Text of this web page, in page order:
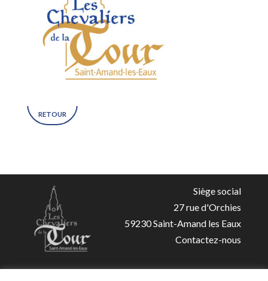
RETOUR
Siège social
27 rue d'Orchies
59230 Saint-Amand les Eaux
Contactez-nous